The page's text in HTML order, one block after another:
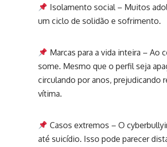
Isolamento social – Muitos
um ciclo de solidão e sofrimento.
Marcas para a vida inteira –
some. Mesmo que o perfil seja
circulando por anos, prejudicando
vítima.
Casos extremos – O
até suicídio. Isso pode parecer